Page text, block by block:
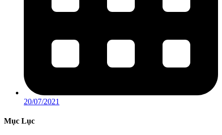
20/07/2021
Mục Lục